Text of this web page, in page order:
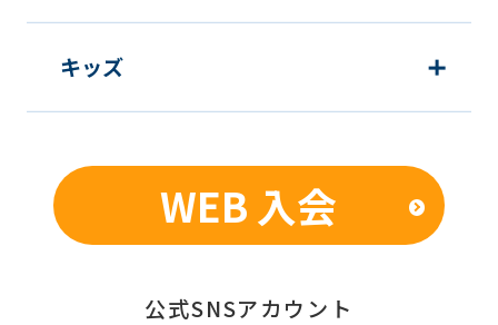
キッズ
WEB 入会
公式SNSアカウント